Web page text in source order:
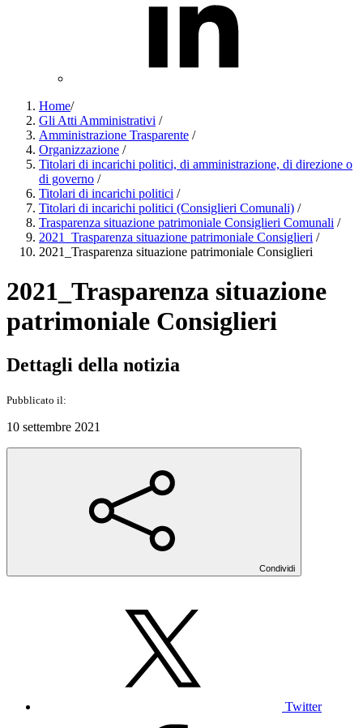
Home/
Gli Atti Amministrativi /
Amministrazione Trasparente /
Organizzazione /
Titolari di incarichi politici, di amministrazione, di direzione o
di governo /
Titolari di incarichi politici /
Titolari di incarichi politici (Consiglieri Comunali) /
Trasparenza situazione patrimoniale Consiglieri Comunali /
2021_Trasparenza situazione patrimoniale Consiglieri /
2021_Trasparenza situazione patrimoniale Consiglieri
2021_Trasparenza situazione
patrimoniale Consiglieri
Dettagli della notizia
Pubblicato il:
10 settembre 2021
Condividi
Twitter